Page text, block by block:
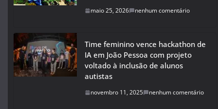
maio 25, 2026 nenhum comentário
Time feminino vence hackathon de
IA em João Pessoa com projeto
voltado à inclusão de alunos
autistas
novembro 11, 2025 nenhum comentário